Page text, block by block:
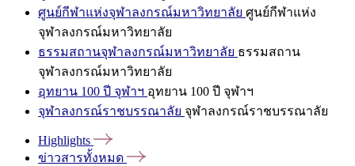
ศูนย์กีฬาแห่งจุฬาลงกรณ์มหาวิทยาลัย ศูนย์กีฬาแห่ง
จุฬาลงกรณ์มหาวิทยาลัย
ธรรมสถานจุฬาลงกรณ์มหาวิทยาลัย ธรรมสถาน
จุฬาลงกรณ์มหาวิทยาลัย
อุทยาน 100 ปี จุฬาฯ อุทยาน 100 ปี จุฬาฯ
จุฬาลงกรณ์ราชบรรณาลัย จุฬาลงกรณ์ราชบรรณาลัย
Highlights
ข่าวสารทั้งหมด